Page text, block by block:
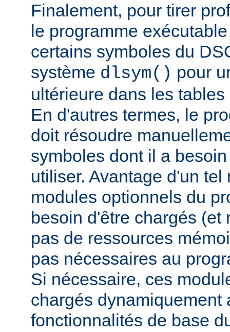
Finalement, pour tirer
le programme
certains symboles du
système dlsym() pour
ultérieure dans les
En d'autres termes, le
doit résoudre
symboles dont il a
utiliser. Avantage d'un
modules optionnels du
besoin d'être chargés (et
pas de ressources
pas nécessaires au
Si nécessaire, ces
chargés dynamiquement
fonctionnalités de base